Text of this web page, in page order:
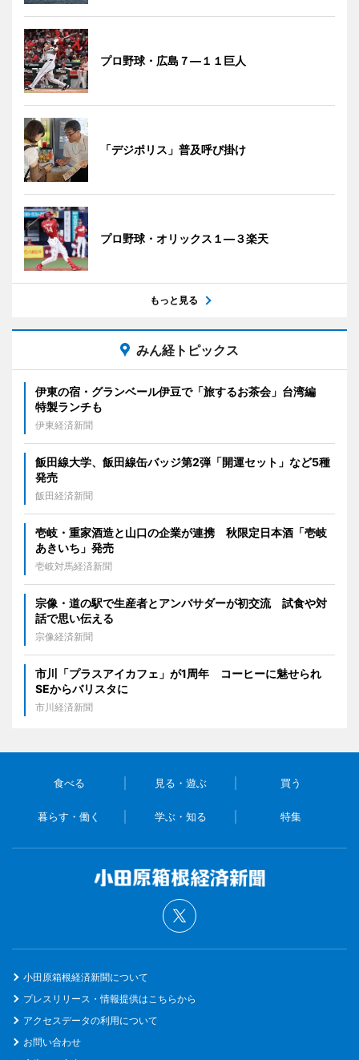
プロ野球・広島７―１１巨人
「デジポリス」普及呼び掛け
プロ野球・オリックス１―３楽天
もっと見る
みん経トピックス
伊東の宿・グランベール伊豆で「旅するお茶会」台湾編
特製ランチも
伊東経済新聞
飯田線大学、飯田線缶バッジ第2弾「開運セット」など5種
発売
飯田経済新聞
壱岐・重家酒造と山口の企業が連携 秋限定日本酒「壱岐
あきいち」発売
壱岐対馬経済新聞
宗像・道の駅で生産者とアンバサダーが初交流 試食や対
話で思い伝える
宗像経済新聞
市川「プラスアイカフェ」が1周年 コーヒーに魅せられ
SEからバリスタに
市川経済新聞
食べる 見る・遊ぶ 買う
暮らす・働く 学ぶ・知る 特集
小田原箱根経済新聞について
プレスリリース・情報提供はこちらから
アクセスデータの利用について
お問い合わせ